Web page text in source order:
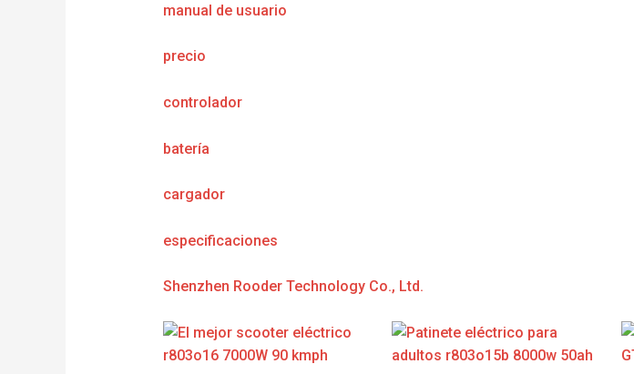
manual de usuario
precio
controlador
batería
cargador
especificaciones
Shenzhen Rooder Technology Co., Ltd.